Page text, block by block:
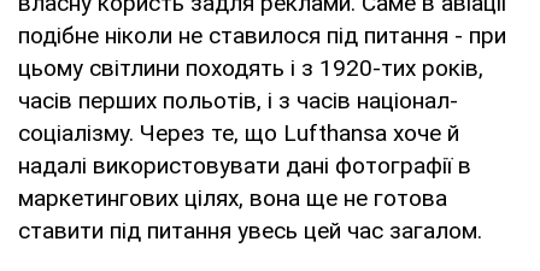
подібне ніколи не ставилося під питання - при
цьому світлини походять і з 1920-тих років,
часів перших польотів, і з часів націонал-
соціалізму. Через те, що Lufthansa хоче й
надалі використовувати дані фотографії в
маркетингових цілях, вона ще не готова
ставити під питання увесь цей час загалом.